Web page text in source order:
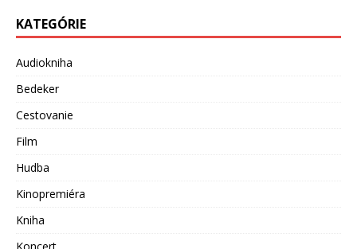
KATEGÓRIE
Audiokniha
Bedeker
Cestovanie
Film
Hudba
Kinopremiéra
Kniha
Koncert